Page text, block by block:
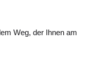
Weg, der Ihnen am